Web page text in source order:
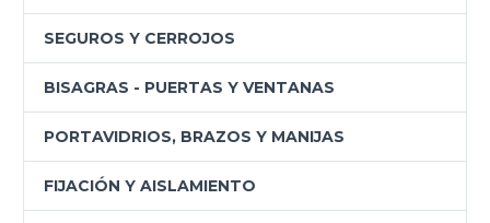
SEGUROS Y CERROJOS
BISAGRAS - PUERTAS Y VENTANAS
PORTAVIDRIOS, BRAZOS Y MANIJAS
FIJACIÓN Y AISLAMIENTO